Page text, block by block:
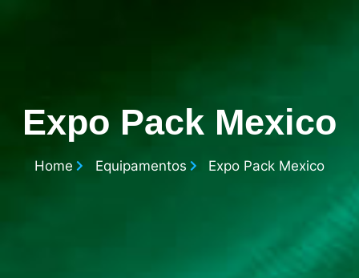
Expo Pack Mexico
Home Equipamentos Expo Pack Mexico